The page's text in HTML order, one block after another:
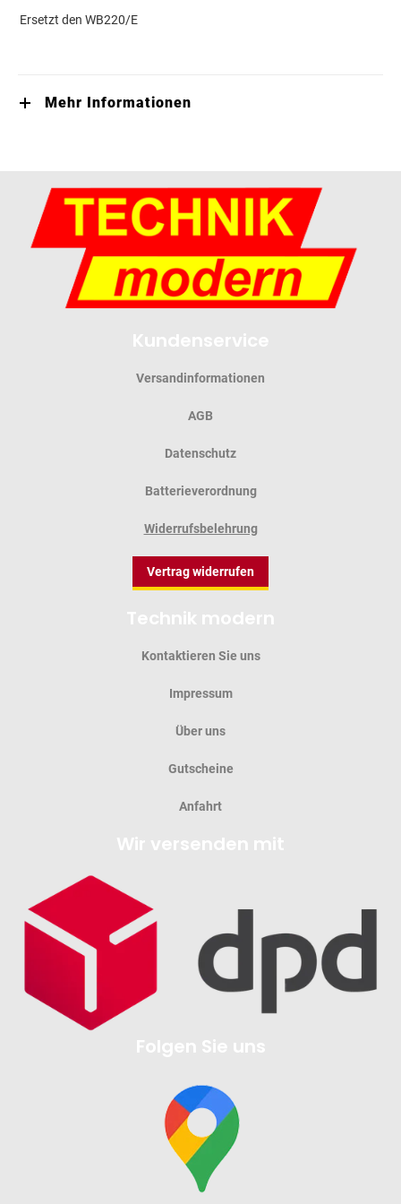
Ersetzt den WB220/E
Mehr Informationen
Versandinformationen
AGB
Datenschutz
Batterieverordnung
Widerrufsbelehrung
Vertrag widerrufen
Kontaktieren Sie uns
Impressum
Über uns
Gutscheine
Anfahrt